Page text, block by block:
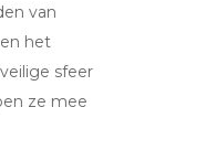
van
het
sfeer
ze mee